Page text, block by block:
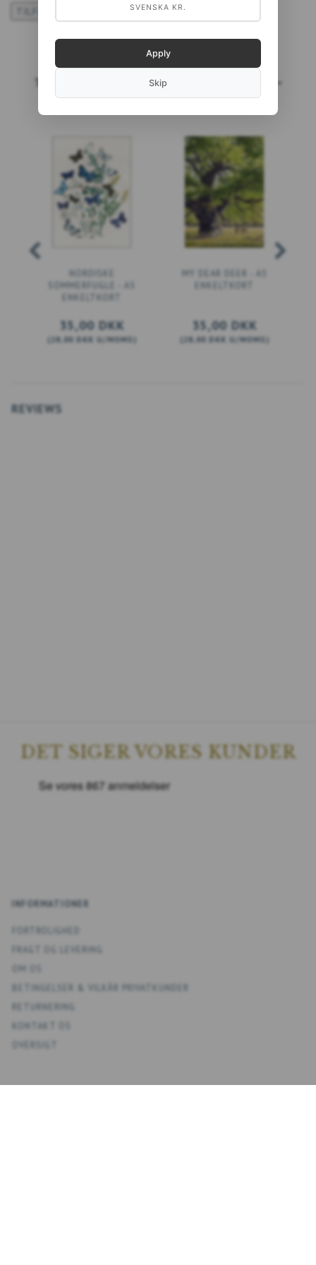
TILFØJ TIL ØNSKESKYEN
TOPSÆLGERE
NORDISKE
SOMMERFUGLE - A5
ENKELTKORT
35,00 DKK
28,00 DKK U/MOMS
MY DEAR DEER - A5
ENKELTKORT
35,00 DKK
28,00 DKK U/MOMS
REVIEWS
DET SIGER VORES KUNDER
INFORMATIONER
OM OS
KONTAKT OS
SVENSKA KR.
Apply
Skip